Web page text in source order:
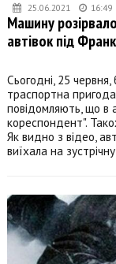
25.06.2021 16:49
Машину
автівок під
Сьогодні, 25
траспортна
повідомляють, що в
кореспондент".
Як видно з відео,
виїхала на